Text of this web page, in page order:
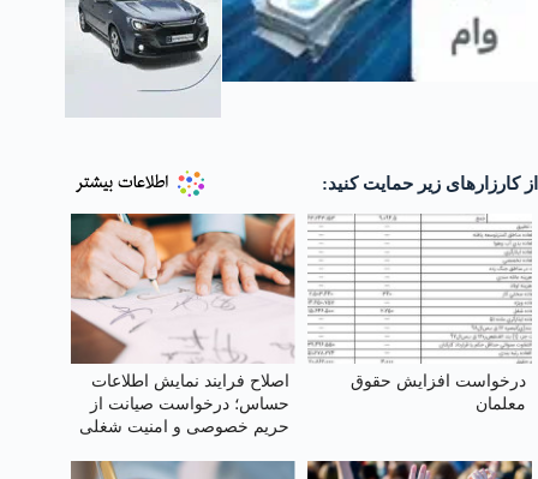
از کارزارهای زیر حمایت کنید:
درخواست افزایش حقوق
معلمان
اصلاح فرایند نمایش اطلاعات
حساس؛ درخواست صیانت از
حریم خصوصی و امنیت شغلی